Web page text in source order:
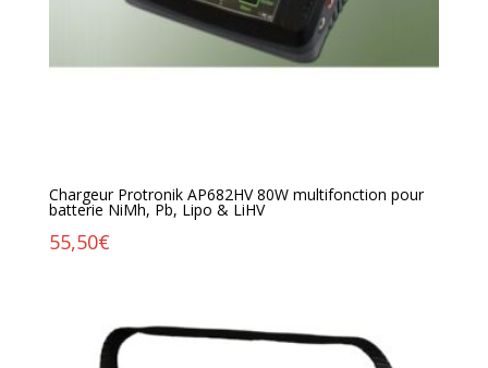
Chargeur Protronik AP682HV 80W multifonction pour
batterie NiMh, Pb, Lipo & LiHV
55,50€